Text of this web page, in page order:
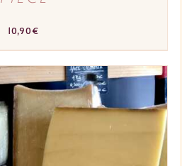
10,90€